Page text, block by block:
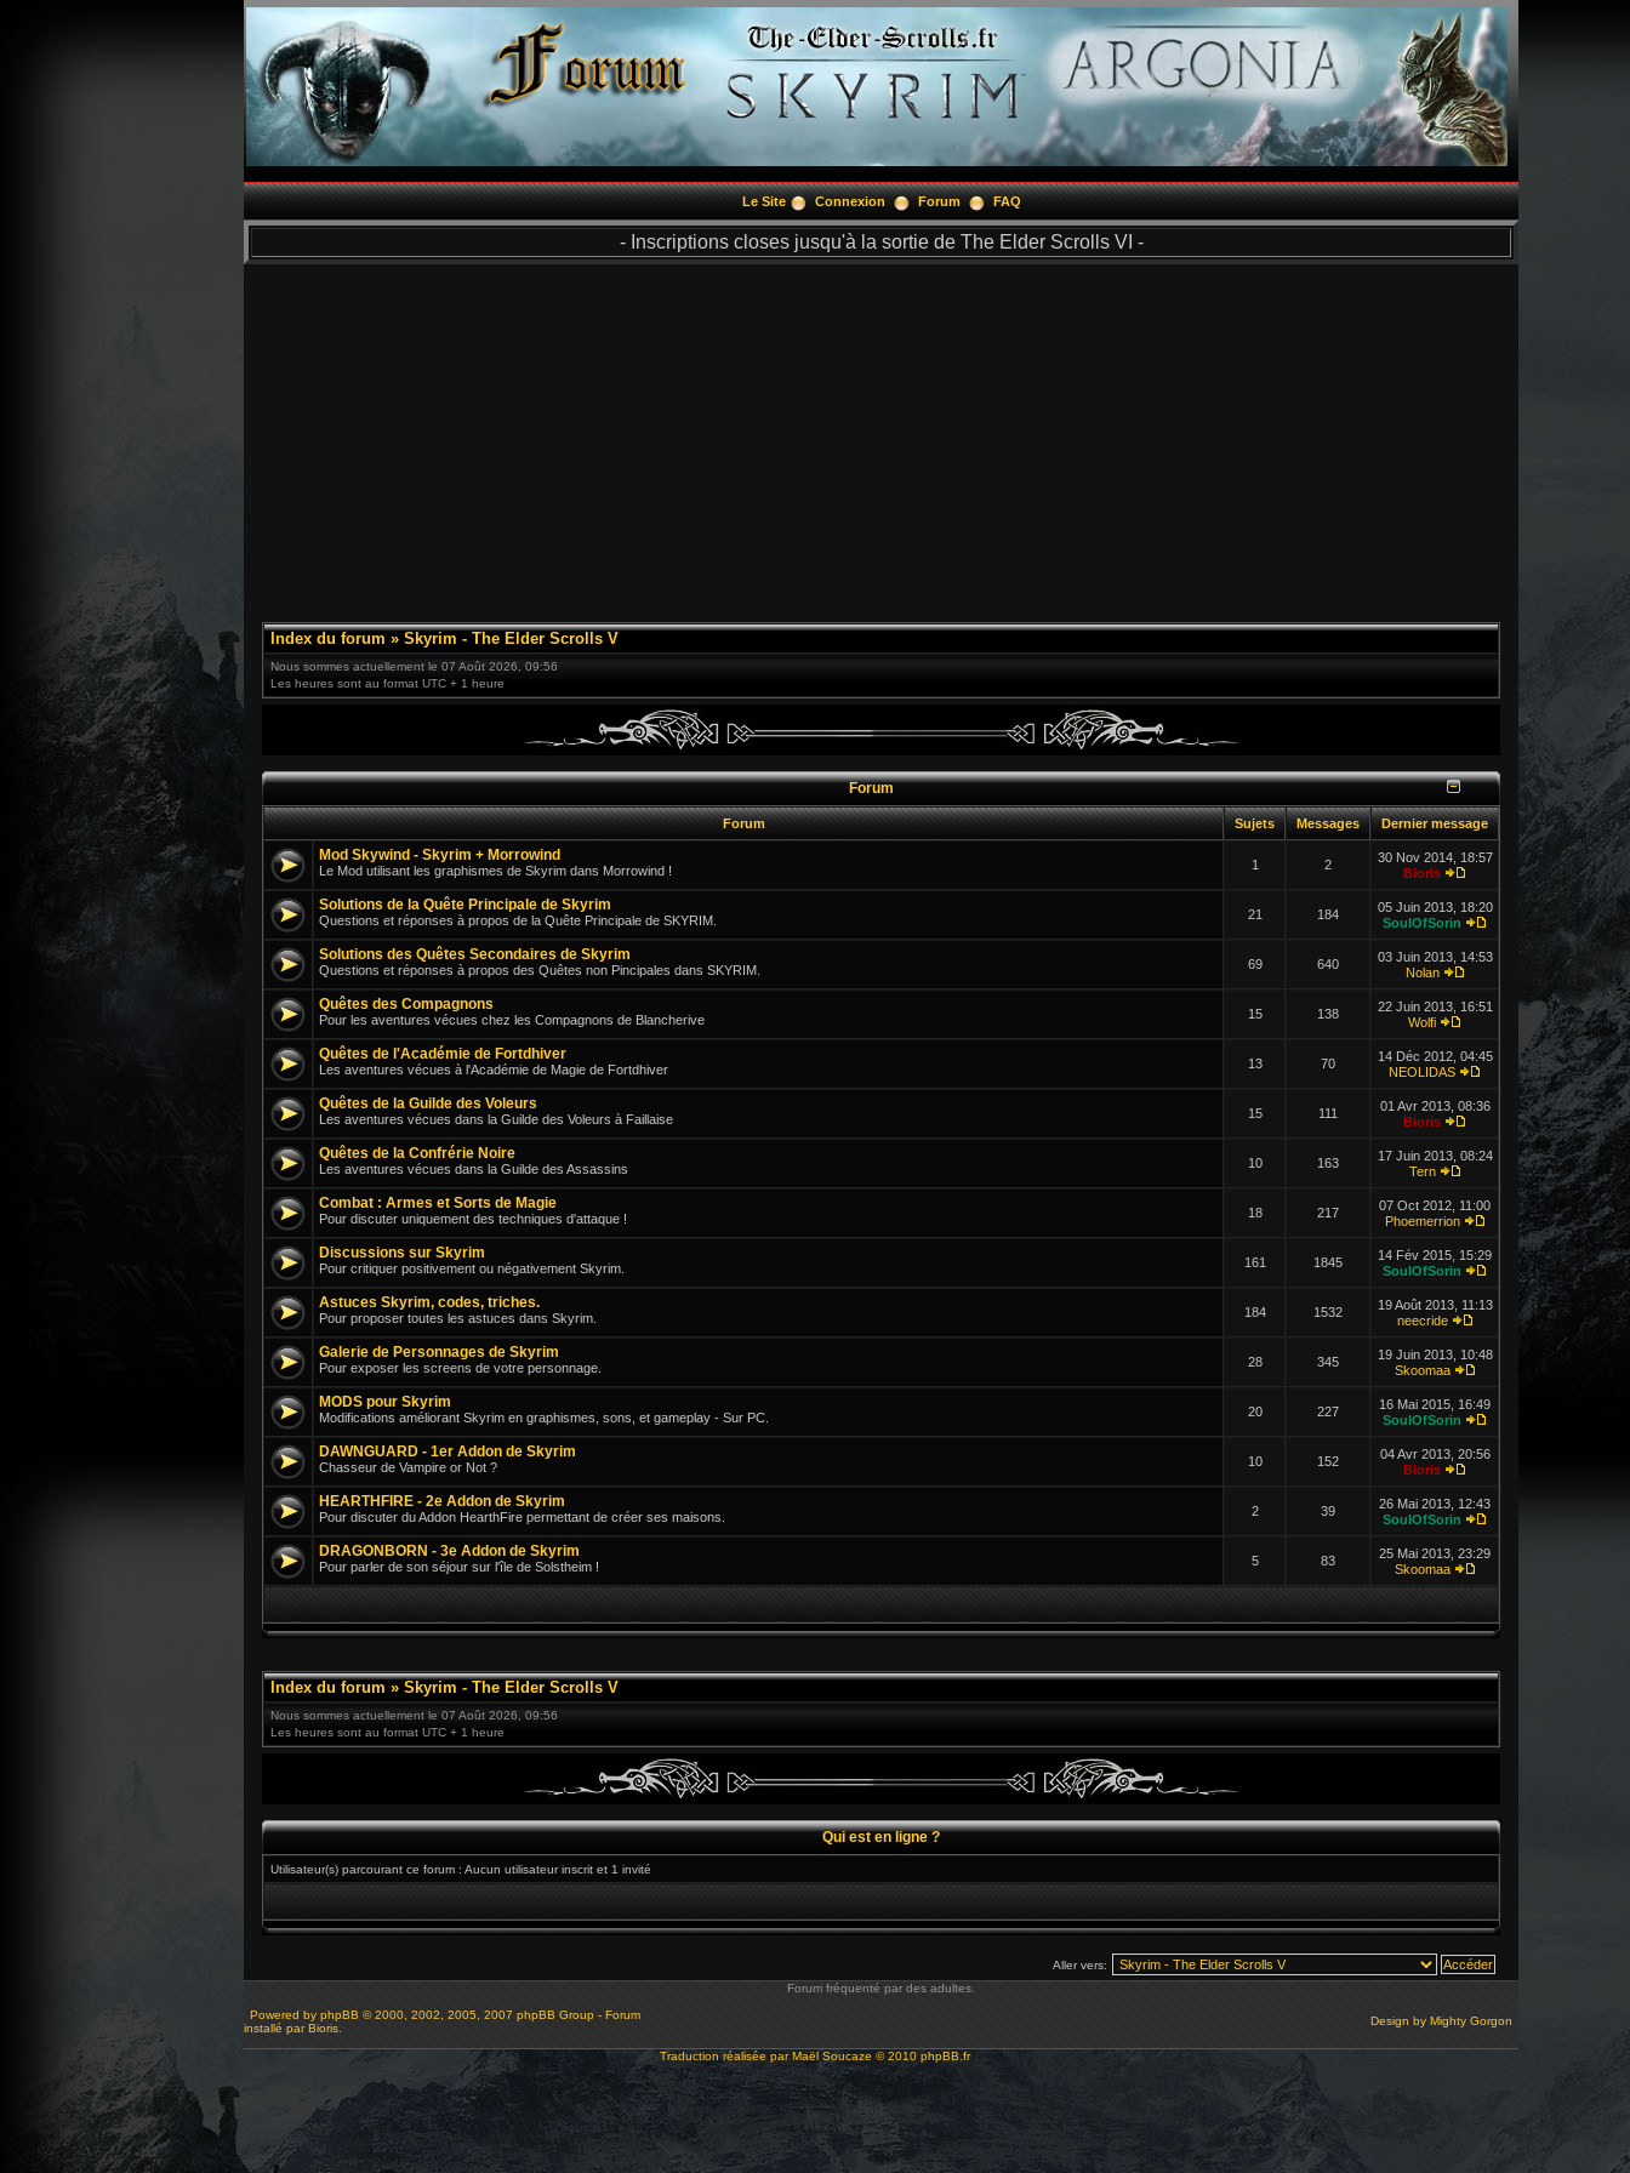
Le Site Connexion Forum FAQ
- Inscriptions closes jusqu'à la sortie de The Elder Scrolls VI -
Index du forum » Skyrim - The Elder Scrolls V
Nous sommes actuellement le 07 Août 2026, 09:56
Les heures sont au format UTC + 1 heure
Forum
Forum Sujets Messages Dernier message
Mod Skywind - Skyrim + Morrowind
Le Mod utilisant les graphismes de Skyrim dans Morrowind ! 1 2
30 Nov 2014, 18:57
Bioris
Solutions de la Quête Principale de Skyrim
Questions et réponses à propos de la Quête Principale de SKYRIM. 21 184
05 Juin 2013, 18:20
SoulOfSorin
Solutions des Quêtes Secondaires de Skyrim
Questions et réponses à propos des Quêtes non Pincipales dans SKYRIM. 69 640
03 Juin 2013, 14:53
Nolan
Quêtes des Compagnons
Pour les aventures vécues chez les Compagnons de Blancherive 15 138
22 Juin 2013, 16:51
Wolfi
Quêtes de l'Académie de Fortdhiver
Les aventures vécues à l'Académie de Magie de Fortdhiver 13 70
14 Déc 2012, 04:45
NEOLIDAS
Quêtes de la Guilde des Voleurs
Les aventures vécues dans la Guilde des Voleurs à Faillaise 15 111
01 Avr 2013, 08:36
Bioris
Quêtes de la Confrérie Noire
Les aventures vécues dans la Guilde des Assassins 10 163
17 Juin 2013, 08:24
Tern
Combat : Armes et Sorts de Magie
Pour discuter uniquement des techniques d'attaque ! 18 217
07 Oct 2012, 11:00
Phoemerrion
Discussions sur Skyrim
Pour critiquer positivement ou négativement Skyrim. 161 1845
14 Fév 2015, 15:29
SoulOfSorin
Astuces Skyrim, codes, triches.
Pour proposer toutes les astuces dans Skyrim. 184 1532
19 Août 2013, 11:13
neecride
Galerie de Personnages de Skyrim
Pour exposer les screens de votre personnage. 28 345
19 Juin 2013, 10:48
Skoomaa
MODS pour Skyrim
Modifications améliorant Skyrim en graphismes, sons, et gameplay - Sur PC. 20 227
16 Mai 2015, 16:49
SoulOfSorin
DAWNGUARD - 1er Addon de Skyrim
Chasseur de Vampire or Not ? 10 152
04 Avr 2013, 20:56
Bioris
HEARTHFIRE - 2e Addon de Skyrim
Pour discuter du Addon HearthFire permettant de créer ses maisons. 2 39
26 Mai 2013, 12:43
SoulOfSorin
DRAGONBORN - 3e Addon de Skyrim
Pour parler de son séjour sur l'île de Solstheim ! 5 83
25 Mai 2013, 23:29
Skoomaa
Index du forum » Skyrim - The Elder Scrolls V
Nous sommes actuellement le 07 Août 2026, 09:56
Les heures sont au format UTC + 1 heure
Qui est en ligne ?
Utilisateur(s) parcourant ce forum : Aucun utilisateur inscrit et 1 invité
Aller vers:
Forum fréquenté par des adultes.
Powered by phpBB © 2000, 2002, 2005, 2007 phpBB Group - Forum
installé par Bioris.
Design by Mighty Gorgon
Traduction réalisée parMaël Soucaze © 2010 phpBB.fr